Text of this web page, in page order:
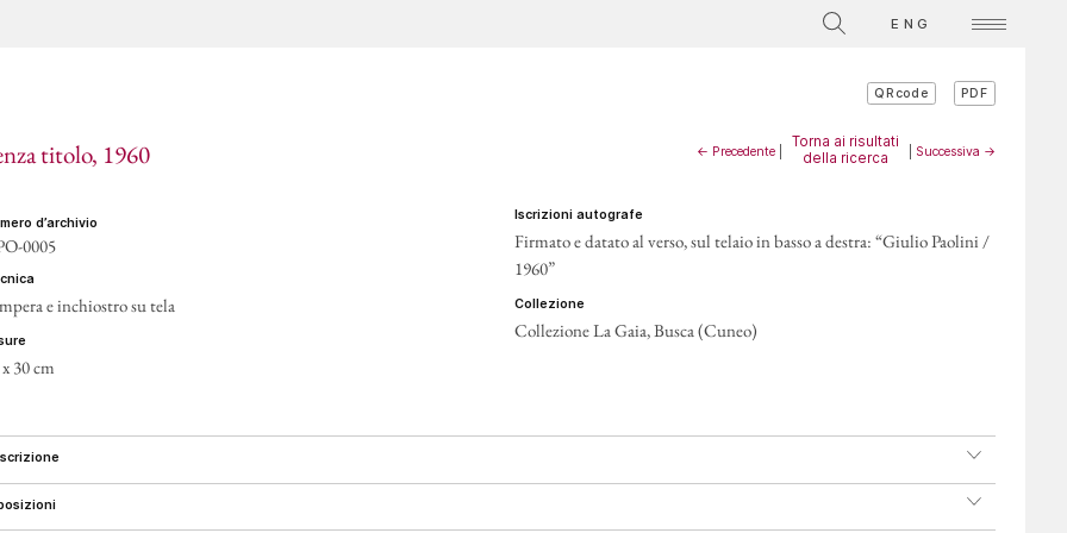
La Collezione ENG
QRcode PDF
titolo, 1960 ← Precedente
Torna ai risultati
della ricerca
Successiva →
d’archivio
0005
e inchiostro su tela
30 cm
iscrizioni autografe
Firmato e datato al verso, sul telaio in basso a destra: “Giulio Paolini /
1960”
collezione
Collezione La Gaia, Busca (Cuneo)